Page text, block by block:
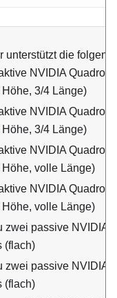
unterstützt die
NVIDIA Quadro
3/4 Länge)
NVIDIA Quadro
3/4 Länge)
NVIDIA Quadro
Höhe, volle Länge)
NVIDIA Quadro
Höhe, volle Länge)
zwei passive NVIDIA
(flach)
zwei passive NVIDIA
(flach)